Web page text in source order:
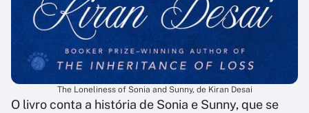
The Loneliness of Sonia and Sunny, de Kiran Desai
O livro conta a história de Sonia e Sunny, que se